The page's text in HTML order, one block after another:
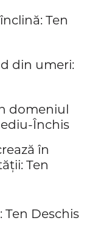
Ten
din umeri:
domeniul
Închis
în
Ten
Deschis